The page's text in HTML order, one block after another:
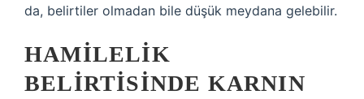
da, belirtiler olmadan bile düşük meydana gelebilir.
HAMILELIK
BELIRTISINDE KARNIN